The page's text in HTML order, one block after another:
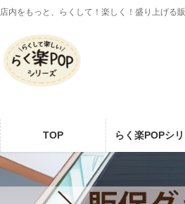
店内をもっと、らくして！楽しく！盛り上げる
TOP らく楽POPシ